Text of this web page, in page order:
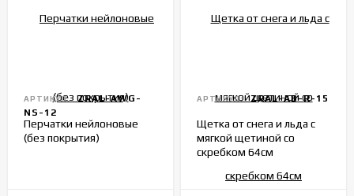
АРТИКУЛ:
ZRAL-AWG-
NS-12
Перчатки нейлоновые
(без покрытия)
АРТИКУЛ: ZRAL-AB-R-15
Щетка от снега и льда с
мягкой щетиной со
скребком 64см